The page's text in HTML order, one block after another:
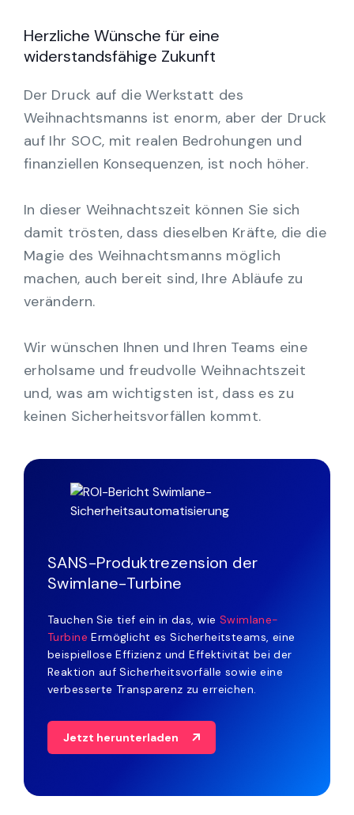
Herzliche Wünsche für eine
widerstandsfähige Zukunft
Der Druck auf die Werkstatt des
Weihnachtsmanns ist enorm, aber der Druck
auf Ihr SOC, mit realen Bedrohungen und
finanziellen Konsequenzen, ist noch höher.
In dieser Weihnachtszeit können Sie sich
damit trösten, dass dieselben Kräfte, die die
Magie des Weihnachtsmanns möglich
machen, auch bereit sind, Ihre Abläufe zu
verändern.
Wir wünschen Ihnen und Ihren Teams eine
erholsame und freudvolle Weihnachtszeit
und, was am wichtigsten ist, dass es zu
keinen Sicherheitsvorfällen kommt.
SANS-Produktrezension der
Swimlane-Turbine
Tauchen Sie tief ein in das, wie Swimlane-
Turbine Ermöglicht es Sicherheitsteams, eine
beispiellose Effizienz und Effektivität bei der
Reaktion auf Sicherheitsvorfälle sowie eine
verbesserte Transparenz zu erreichen.
Jetzt herunterladen